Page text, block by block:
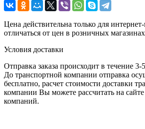
Цена действительна только для
отличаться от цен в розничных магазинах
Условия доставки
Отправка заказа происходит в течение
До транспортной компании отправка
бесплатно, расчет стоимости доставки
компании Вы можете рассчитать на
компаний.